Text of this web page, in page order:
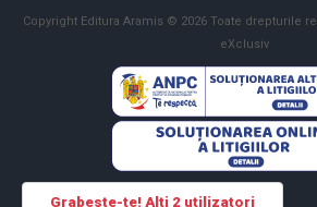
Grabeste-te! Alti 2 utilizatori
Copyright Editura Aramis © 2026 Toate drepturile
eXclusiv